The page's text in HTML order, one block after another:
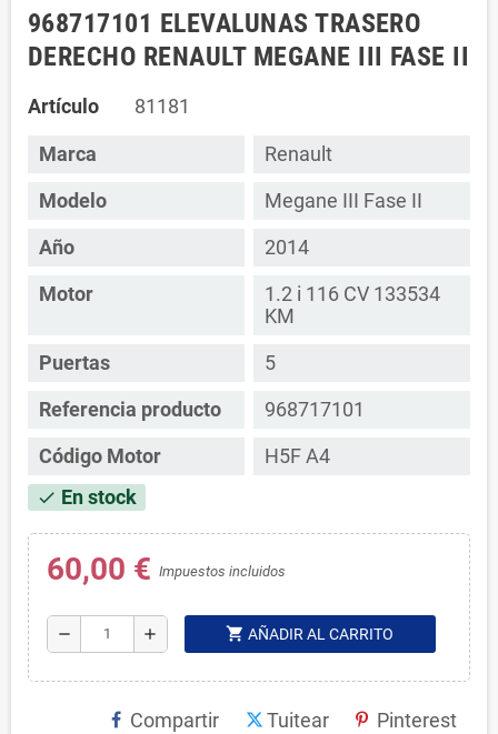
968717101 ELEVALUNAS TRASERO
DERECHO RENAULT MEGANE III FASE II
Artículo 81181
Marca
Renault
Modelo
Megane III Fase II
Año
2014
Motor
1.2 i 116 CV 133534
KM
Puertas
5
Referencia producto
968717101
Código Motor
H5F A4
check En stock
60,00 € Impuestos incluidos
remove add shopping_cart AÑADIR AL CARRITO
Compartir Tuitear Pinterest